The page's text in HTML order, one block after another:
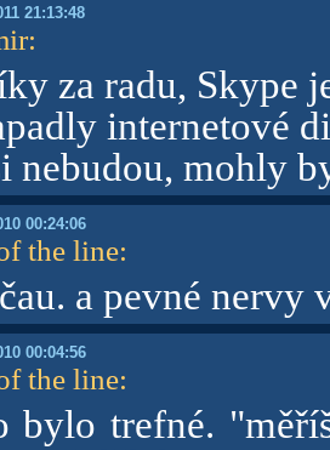
21:13:48
:
za radu, Skype
internetové
nebudou, mohly
00:24:06
the line:
a pevné nervy
00:04:56
the line:
bylo trefné.